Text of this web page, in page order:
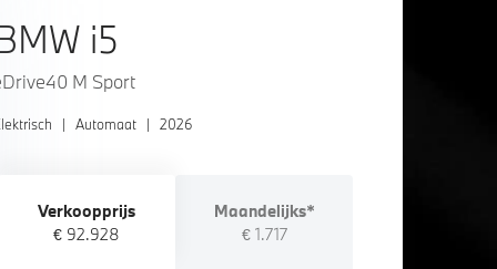
i5
M Sport
| Automaat | 2026
Verkoopprijs
€ 92.928
Maandelijks*
€ 1.717